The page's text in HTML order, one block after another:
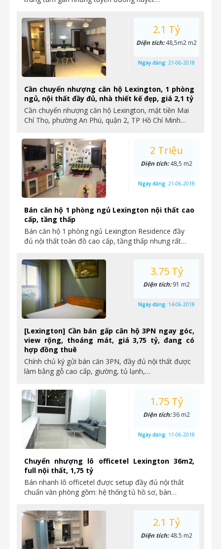
Cần chuyển nhượng căn hộ Lexington, 1 phòng
ngủ, nội thất đầy đủ, nhà thiết kế đẹp, giá 2,1 tỷ
Cần chuyển nhượng căn hộ Lexington, mặt tiền Mai
Chí Thọ, phường An Phú, quận 2, TP Hồ Chí Minh…
2.1 Tỷ
Diện tích:48,5m2 m2
Ngày đăng: 21-06-2018
Bán căn hộ 1 phòng ngủ Lexington nội thất cao
cấp, tầng thấp
Bán căn hộ 1 phòng ngủ Lexington Residence đầy
đủ nội thất toàn đồ cao cấp, tầng thấp nhưng rất…
2 Triệu
Diện tích:48,5 m2
Ngày đăng: 21-06-2018
[Lexington] Cần bán gấp căn hộ 3PN ngay góc,
view rộng, thoáng mát, giá 3,75 tỷ, đang có
hợp đồng thuê
Chính chủ ký gửi bán căn 3PN, đầy đủ nội thất được
làm bằng gỗ cao cấp, giường, tủ lạnh,…
3.75 Tỷ
Diện tích:91 m2
Ngày đăng: 14-06-2018
Chuyển nhượng lô officetel Lexington 36m2,
full nội thất, 1,75 tỷ
Bán nhanh lô officetel được setup đầy đủ nội thất
chuẩn văn phòng gồm: hệ thống tủ hồ sơ, bàn…
1.75 Tỷ
Diện tích:36 m2
Ngày đăng: 11-06-2018
2.1 Tỷ
Diện tích:48.5 m2